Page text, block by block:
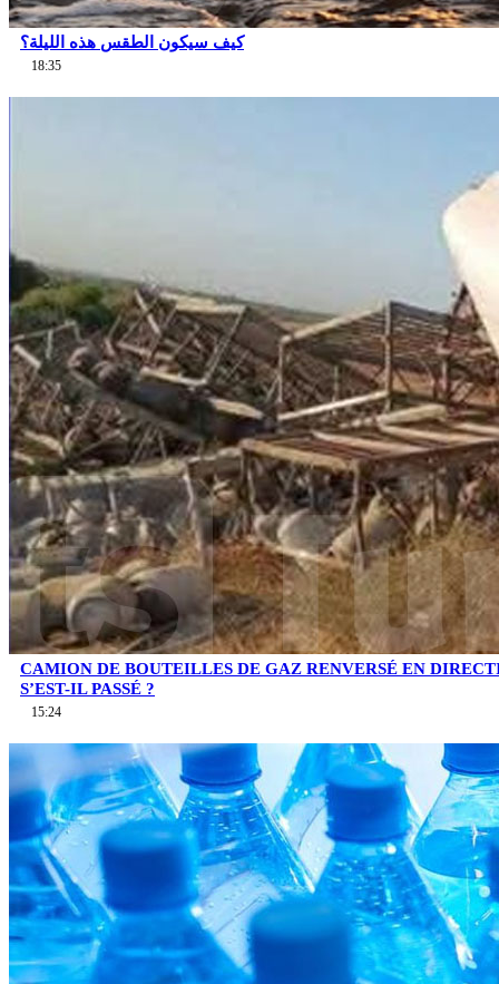
كيف سيكون الطقس هذه الليلة؟
18:35
CAMION DE BOUTEILLES DE GAZ RENVERSÉ EN
S’EST-IL PASSÉ ?
15:24